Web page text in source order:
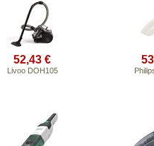
52,43 €
Livoo DOH105